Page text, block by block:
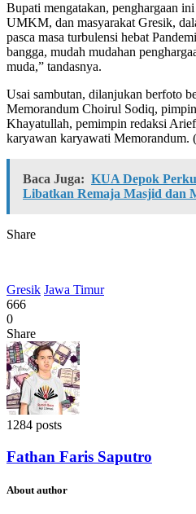
Bupati mengatakan, penghargaan
UMKM, dan masyarakat Gresik,
pasca masa turbulensi hebat
bangga, mudah mudahan
muda,” tandasnya.
Usai sambutan, dilanjukan berfoto
Memorandum Choirul Sodiq,
Khayatullah, pemimpin redaksi
karyawan karyawati Memorandum.
Baca Juga: KUA Depok
Libatkan Remaja Masjid dan
Share
Gresik Jawa Timur
666
0
Share
1284 posts
Fathan Faris Saputro
About author